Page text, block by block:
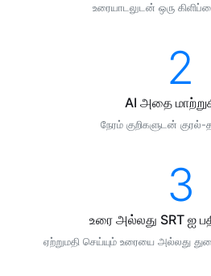
உரையாடலுடன் ஒரு
2
AI அதை
நேரம் குறிகளுடன் குரல்-
3
உரை அல்லது SRT ஐ
ஏற்றுமதி செய்யும் உரையை அல்லது